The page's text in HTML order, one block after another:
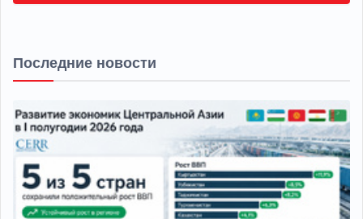
Последние новости